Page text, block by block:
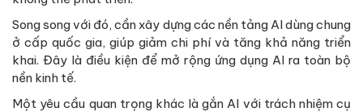
Song song với đó, cần xây dựng các nền tảng AI dùng chung
ở cấp quốc gia, giúp giảm chi phí và tăng khả năng triển
khai. Đây là điều kiện để mở rộng ứng dụng AI ra toàn bộ
nền kinh tế.
Một yêu cầu quan trọng khác là gắn AI với trách nhiệm cụ